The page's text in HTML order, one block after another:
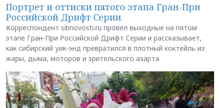
Портрет и оттиски пятого этапа Гран-При
Российской Дрифт Серии
Корреспондент sibnovosti.ru провёл выходные на пятом
этапе Гран-При Российской Дрифт Серии и рассказывает,
как сибирский уик-энд превратился в плотный коктейль из
жары, дыма, моторов и зрительского азарта